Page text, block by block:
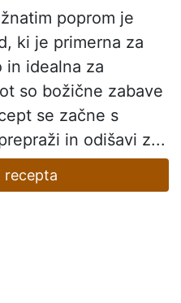
poprom je
ki je primerna za
in idealna za
so božične zabave
se začne s
in odišavi z...
recepta